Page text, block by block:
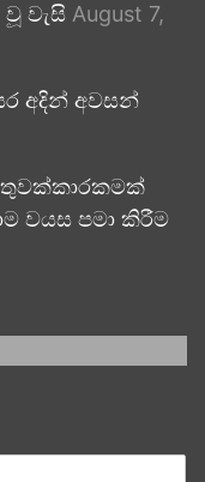
වූ වැසි August 7,
අදින් අවසන්
වයස පමා කිරීම